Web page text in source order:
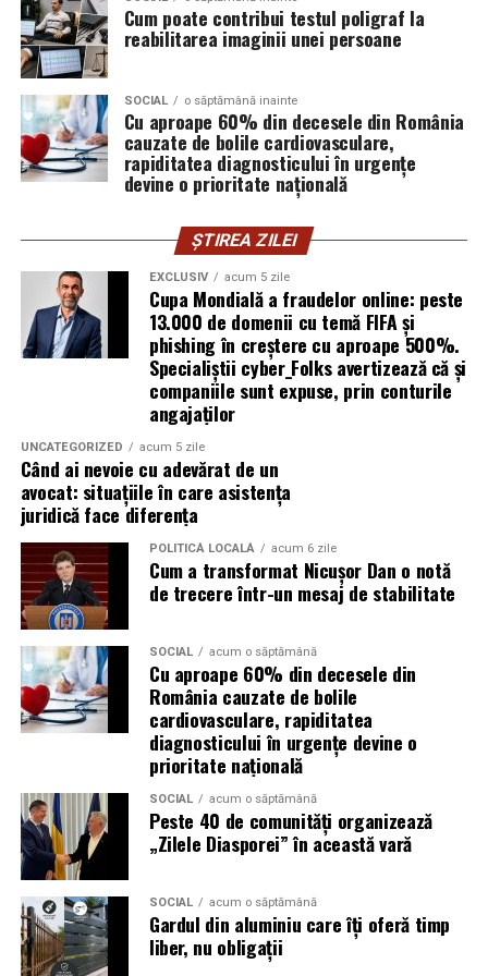
exploatează doar serverele, ci mai ales oamenii. Niciun
furnizor de hosting nu poate opri un utilizator să își
introducă parola pe o pagină clonată. În acel moment,
vigilența utilizatorului rămâne prima linie de apărare”,
explică Horațiu Șimon, Chief Technology Officer
cyber_Folks România.
Subiectul a fost semnalat și de FBI, care a inclus în
informările din ultima lună amenințările asociate
turneului, de la fraude online și furtul datelor până la
operațiuni de dezinformare.
Avertismentele publice s-au concentrat în principal
asupra fanilor și infrastructurii orașelor gazdă, însă
specialiștii atrag atenția că firmele pot fi afectate
inclusiv atunci când nu au nicio legătură directă cu
industria sportului, turismului sau vânzarea de bilete.
Atacurile sunt mai eficiente în contextul
evenimentelor globale
Campaniile de phishing asociate evenimentelor
importante profită de interesul public ridicat, de
presiunea timpului și de teama utilizatorilor că ar putea
pierde o ofertă sau o oportunitate. Mesajele care anunță
ultimele bilete disponibile, acces limitat la o transmisie
sau câștigarea unui premiu pot determina utilizatorii să
reacționeze înainte de a verifica sursa.
Turneul se încheie pe 19 iulie, iar specialiștii anticipează
o intensificare a activității frauduloase în perioada
finalei. Printre cele mai utilizate pretexte se numără
transmisiunile pirat, biletele revândute, pariurile,
tombolele, concursurile și falsele oferte de călătorie.
Pentru a răspunde riscurilor tot mai complexe,
cyber_Folks a lansat la finalul lunii iunie robo_Folks,
primul asistent AI integrat într-un panou de hosting
Cum poate contribui testul poligraf la
reabilitarea imaginii unei persoane
SOCIAL o săptămână inainte
Cu aproape 60% din decesele din România
cauzate de bolile cardiovasculare,
rapiditatea diagnosticului în urgențe
devine o prioritate națională
ȘTIREA ZILEI
EXCLUSIV acum 5 zile
Cupa Mondială a fraudelor online: peste
13.000 de domenii cu temă FIFA și
phishing în creștere cu aproape 500%.
Specialiștii cyber_Folks avertizează că și
companiile sunt expuse, prin conturile
angajaților
UNCATEGORIZED acum 5 zile
Când ai nevoie cu adevărat de un
avocat: situațiile în care asistența
juridică face diferența
POLITICĂ LOCALĂ acum 6 zile
Cum a transformat Nicușor Dan o notă
de trecere într-un mesaj de stabilitate
SOCIAL acum o săptămână
Cu aproape 60% din decesele din
România cauzate de bolile
cardiovasculare, rapiditatea
diagnosticului în urgențe devine o
prioritate națională
SOCIAL acum o săptămână
Peste 40 de comunități organizează
„Zilele Diasporei” în această vară
SOCIAL acum o săptămână
Gardul din aluminiu care îți oferă timp
liber, nu obligații